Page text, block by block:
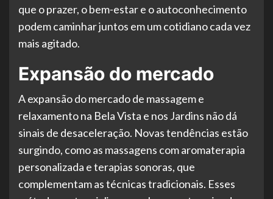
que o prazer, o bem-estar e o autoconhecimento
podem caminhar juntos em um cotidiano cada vez
mais agitado.
Expansão do mercado
A expansão do mercado de massagem e
relaxamento na Bela Vista e nos Jardins não dá
sinais de desaceleração. Novas tendências estão
surgindo, como as massagens com aromaterapia
personalizada e terapias sonoras, que
complementam as técnicas tradicionais. Esses